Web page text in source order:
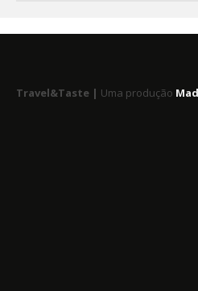
Travel&Taste | Uma produção